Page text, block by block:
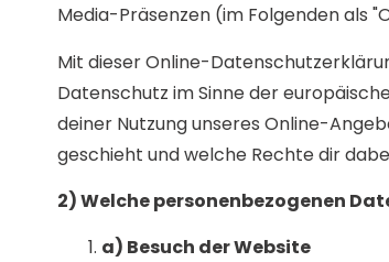
Media-Präsenzen (im Folgenden als
Mit dieser Online-
Datenschutz im Sinne der
deiner Nutzung unseres Online-
geschieht und welche Rechte dir
2) Welche personenbezogenen
a) Besuch der Website